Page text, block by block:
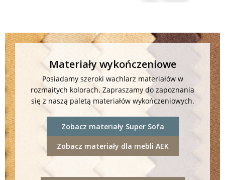
Materiały wykończeniowe
Posiadamy szeroki wachlarz materiałów w
rozmaitych kolorach. Zapraszamy do zapoznania
się z naszą paletą materiałów wykończeniowych.
Zobacz materiały Super Sofa
Zobacz materiały dla mebli AEK